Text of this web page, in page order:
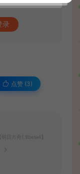
录
点赞 (3)
日方舟1.9beta4】